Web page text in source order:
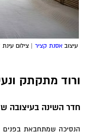
עיצוב אסנת קציר | צילום
ורוד מתקתק
חדר השינה בעיצובה
הנסיכה שמתחבאת בפנים